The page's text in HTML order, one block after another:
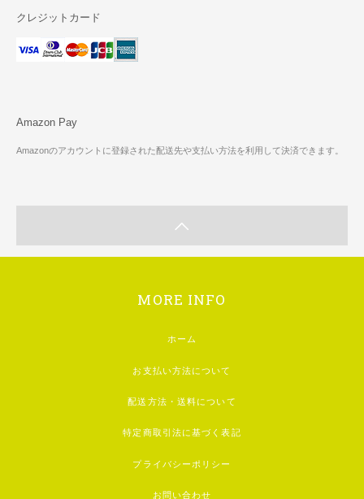
クレジットカード
Amazon Pay
Amazonのアカウントに登録された配送先や支払い方法を利用して決済できます。
MORE INFO
ホーム
お支払い方法について
配送方法・送料について
特定商取引法に基づく表記
プライバシーポリシー
お問い合わせ